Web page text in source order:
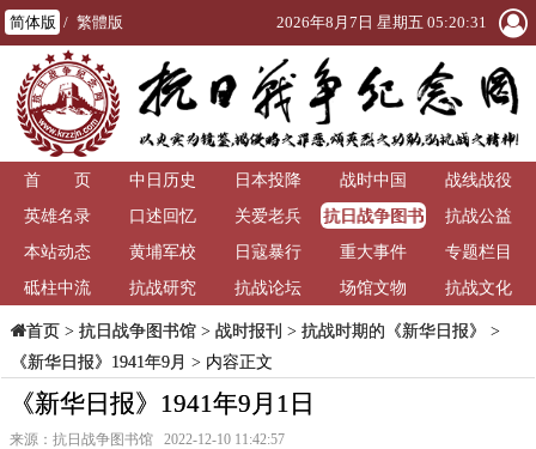
简体版 / 繁體版 2026年8月7日 星期五 05:20:32
首 页 中日历史 日本投降 战时中国
战线战役
英雄名录
口述回忆 关爱老兵
抗日战争图书
馆
抗战公益
本站动态
黄埔军校 日寇暴行 重大事件
专题栏目
砥柱中流
抗战研究 抗战论坛 场馆文物 抗战文化
首页> 抗日战争图书馆> 战时报刊 > 抗战时期的《新华日报》
>
《新华日报》1941年9月 > 内容正文
《新华日报》1941年9月1日
来源：抗日战争图书馆 2022-12-10 11:42:57